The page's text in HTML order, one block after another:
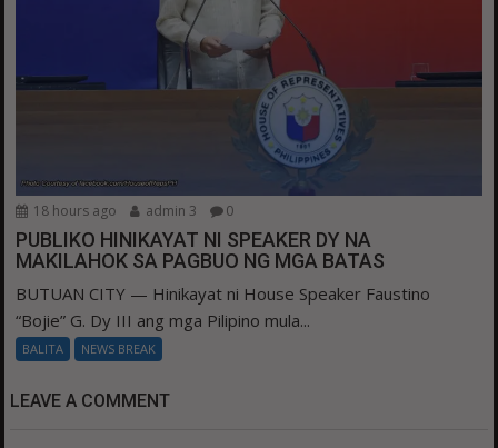
18 hours ago admin 3 0
PUBLIKO HINIKAYAT NI SPEAKER DY NA
MAKILAHOK SA PAGBUO NG MGA BATAS
BUTUAN CITY — Hinikayat ni House Speaker Faustino
“Bojie” G. Dy III ang mga Pilipino mula...
BALITA NEWS BREAK
LEAVE A COMMENT